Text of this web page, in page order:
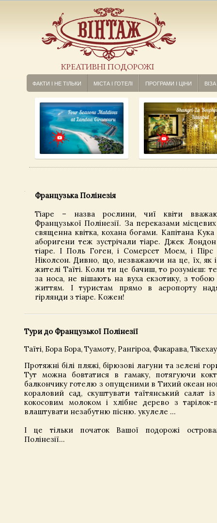
КРЕАТИВНІ ПОДОРОЖІ
ФАКТИ І НЕ ТІЛЬКИ МІСТА І ГОТЕЛІ ПРОГРАМИ І ЦІНИ ВІЗА
Французька Полінезія
Тіаре – назва рослини, чиї квіти
Французької Полінезії. За переказами
священна квітка, кохана богами. Капітана Кука
аборигени теж зустрічали тіаре. Джек
тіаре. І Поль Гоген, і Сомерсет Моем, і
Ніколсон. Дивно, що, незважаючи на це, їх, як і
жителі Таїті. Коли ти це бачиш, то розумієш:
за носа, не вішають на вуха екзотику, з тобою
життям. І туристам прямо в аеропорту
гірлянди з тіаре. Кожен!
Тури до Французької Полінезії
Таїті, Бора Бора, Туамоту, Рангіроа, Факарава,
Протяжні білі пляжі, бірюзові лагуни та зелені
Тут можна бовтатися в гамаку, потягуючи
балкончику готелю з опущеними в Тихий океан
кораловий сад, скуштувати таїтянський салат
кокосовим молоком і хлібне дерево з тарілок-
влаштувати незабутню пісню. укулеле ...
І це тільки початок Вашої подорожі
Полінезії...